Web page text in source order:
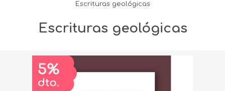
Escrituras geológicas
Escrituras geológicas